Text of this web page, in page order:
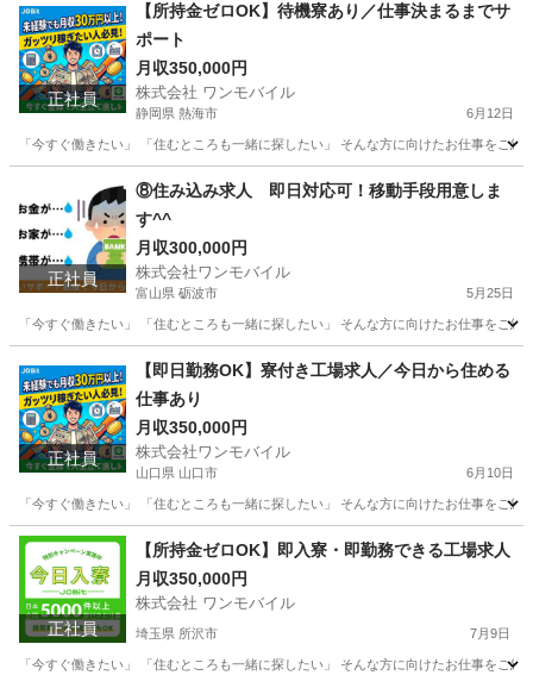
正社員
【所持金ゼロOK】待機寮あり／仕事決まるまでサ
ポート
月収350,000円
株式会社 ワンモバイル
静岡県 熱海市 6月12日
「今すぐ働きたい」 「住むところも一緒に探したい」 そんな方に向けたお仕事をご
物流 未経験
正社員
⑧住み込み求人 即日対応可！移動手段用意しま
す^^
月収300,000円
株式会社ワンモバイル
富山県 砺波市 5月25日
「今すぐ働きたい」 「住むところも一緒に探したい」 そんな方に向けたお仕事をご
物流
正社員
【即日勤務OK】寮付き工場求人／今日から住める
仕事あり
月収350,000円
株式会社ワンモバイル
山口県 山口市 6月10日
「今すぐ働きたい」 「住むところも一緒に探したい」 そんな方に向けたお仕事をご
山口 山口市 物流 未経験
正社員
【所持金ゼロOK】即入寮・即勤務できる工場求人
月収350,000円
株式会社 ワンモバイル
埼玉県 所沢市 7月9日
「今すぐ働きたい」 「住むところも一緒に探したい」 そんな方に向けたお仕事をご